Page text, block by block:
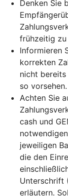
Denken Sie
frühzeitig
Informieren
korrekten
nicht bereits
so vorsehen.
Achten Sie
cash und
jeweiligen
die den
Unterschrift
erläutern.